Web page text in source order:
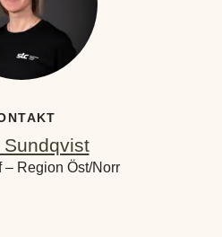
Sundqvist
– Region Öst/Norr